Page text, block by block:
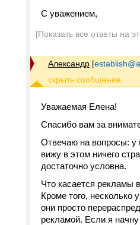
С уважением,
[Показать все ответы на
Александр [
Уважаемая Елена!
Спасибо вам за
Отвечаю на вопросы: у
вижу в этом ничего
достаточно условна.
Что касается рекламы
Кроме того, несколько
они просто
рекламой. Если я